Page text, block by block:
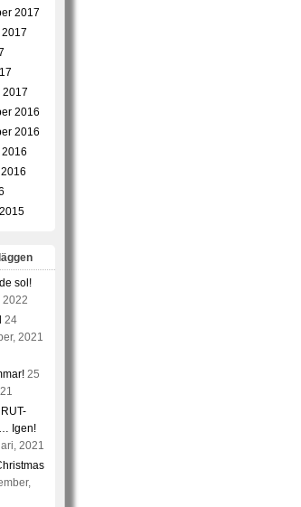
2017
2017
2016
2016
sol!
2022
24
2021
25
Igen!
2021